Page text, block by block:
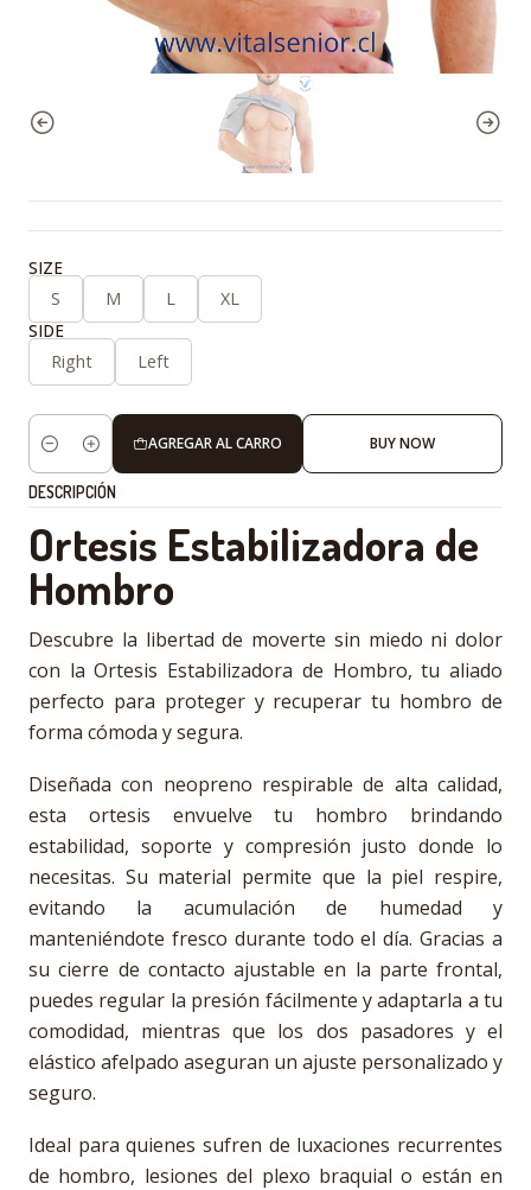
SIZE
S
M L
XL
SIDE
Right
Left
Cantidad
AGREGAR AL CARRO BUY NOW
DESCRIPCIÓN
Ortesis Estabilizadora de
Hombro
Descubre la libertad de moverte sin miedo ni dolor
con la Ortesis Estabilizadora de Hombro, tu aliado
perfecto para proteger y recuperar tu hombro de
forma cómoda y segura.
Diseñada con neopreno respirable de alta calidad,
esta ortesis envuelve tu hombro brindando
estabilidad, soporte y compresión justo donde lo
necesitas. Su material permite que la piel respire,
evitando la acumulación de humedad y
manteniéndote fresco durante todo el día. Gracias a
su cierre de contacto ajustable en la parte frontal,
puedes regular la presión fácilmente y adaptarla a tu
comodidad, mientras que los dos pasadores y el
elástico afelpado aseguran un ajuste personalizado y
seguro.
Ideal para quienes sufren de luxaciones recurrentes
de hombro, lesiones del plexo braquial o están en